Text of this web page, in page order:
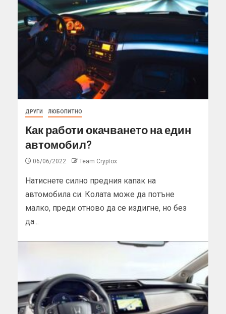
ДРУГИ ЛЮБОПИТНО
Как работи окачването на един
автомобил?
06/06/2022 Team Cryptox
Натиснете силно предния капак на
автомобила си. Колата може да потъне
малко, преди отново да се издигне, но без
да...